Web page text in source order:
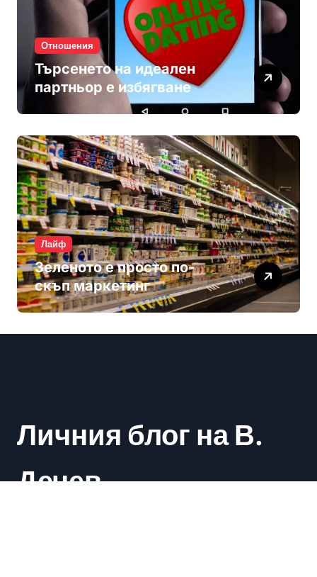
Отношения
Търсенето на идеален
партньор е избягване
Лайф
Зеленото е просто по-
скъп маркетинг
Личния блог на В.
Дечев